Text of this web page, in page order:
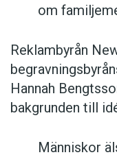
om
Reklambyrån
Hannah
bakgrunden till
Människor